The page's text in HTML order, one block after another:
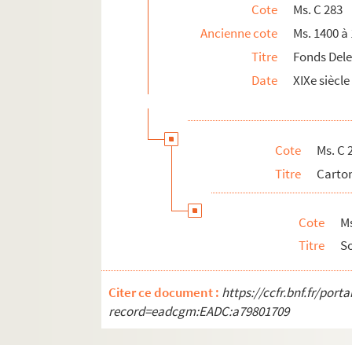
Ms. C 309. Léon Lefebvre (1848-1916).
Ms. C 310. Léon Lefebvre (1848-1916).
Ms. C 311. Léon Lefebvre (1848-1916). Le
Ms. C 312. Léon Lefebvre (1848-1916). Le
Ms. C 313. Léon Lefebvre (1848-1916). Les
Ms. C 314. Léon Lefebvre (1848-1916). Les
Ms. C 315. Léon Lefebvre (1848-1916). Le
Ms. C 316. Léon Lefebvre (1848-1916).
Ms. C 317. Léon Lefebvre (1848-1916).
Ms. C 318. Léon Lefebvre (1848-1916).
Ms. C 319-1 à 3. Léon Lefebvre (1848-
Ms. C 321. Théâtre de Lille. Livre de Chéri-
Ms. C 322. Léon Lefebvre (1848-1916).
Cote
Ms. C 283
Ancienne cote
Ms. 1400 à
Titre
Fonds
Date
XIXe siècle
Cote
Ms. C
Titre
Cote
Titre
Citer ce document : https://ccfr.bnf.fr/
record=eadcgm:EADC:a79801709